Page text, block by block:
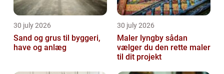
30 july 2026
Sand og grus til byggeri,
have og anlæg
30 july 2026
Maler lyngby sådan
vælger du den rette maler
til dit projekt